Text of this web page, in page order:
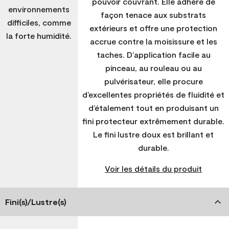
environnements
difficiles, comme
la forte humidité.
façon tenace aux substrats
extérieurs et offre une protection
accrue contre la moisissure et les
taches. D’application facile au
pinceau, au rouleau ou au
pulvérisateur, elle procure
d’excellentes propriétés de fluidité et
d’étalement tout en produisant un
fini protecteur extrêmement durable.
Le fini lustre doux est brillant et
durable.
Voir les détails du produit
Fini(s)/Lustre(s)